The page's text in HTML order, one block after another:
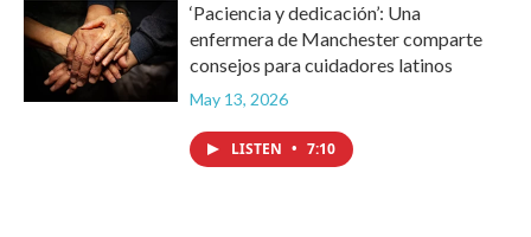
‘Paciencia y dedicación’: Una
enfermera de Manchester comparte
consejos para cuidadores latinos
May 13, 2026
LISTEN • 7:10